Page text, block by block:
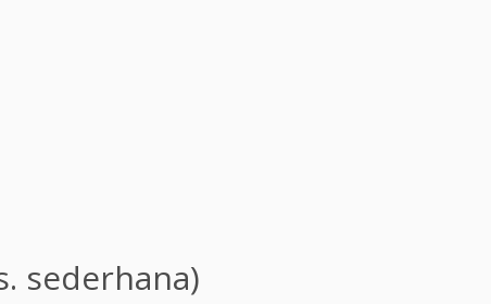
sederhana)